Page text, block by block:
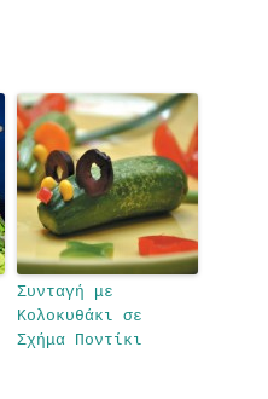
Συνταγή με
Κολοκυθάκι σε
Σχήμα Ποντίκι